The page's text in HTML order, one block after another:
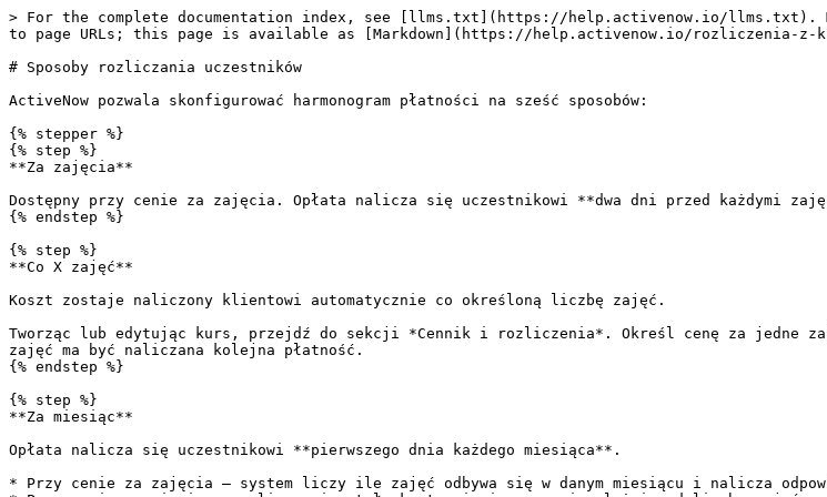
> For the complete documentation index, see [llms.txt](https://help.activenow.io/llms.txt).
to page URLs; this page is available as [Markdown](https://help.activenow.io/rozliczenia-z-
# Sposoby rozliczania uczestników
ActiveNow pozwala skonfigurować harmonogram płatności na sześć sposobów:
{% stepper %}
{% step %}
**Za zajęcia**
Dostępny przy cenie za zajęcia. Opłata nalicza się uczestnikowi **dwa dni przed każdymi
{% endstep %}
{% step %}
**Co X zajęć**
Koszt zostaje naliczony klientowi automatycznie co określoną liczbę zajęć.
Tworząc lub edytując kurs, przejdź do sekcji *Cennik i rozliczenia*. Określ cenę za jedne
zajęć ma być naliczana kolejna płatność.
{% endstep %}
{% step %}
**Za miesiąc**
Opłata nalicza się uczestnikowi **pierwszego dnia każdego miesiąca**.
* Przy cenie za zajęcia — system liczy ile zajęć odbywa się w danym miesiącu i nalicza